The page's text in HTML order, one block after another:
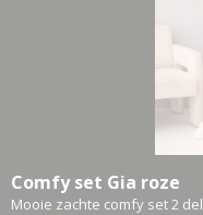
Comfy set Gia roze
Mooie zachte comfy set 2